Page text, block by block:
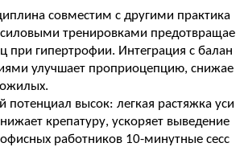
совместим с другими практика
тренировками предотвращае
при гипертрофии. Интеграция с балан
улучшает проприоцепцию, снижае
потенциал высок: легкая растяжка уси
крепатуру, ускоряет выведение
работников 10-минутные сесс